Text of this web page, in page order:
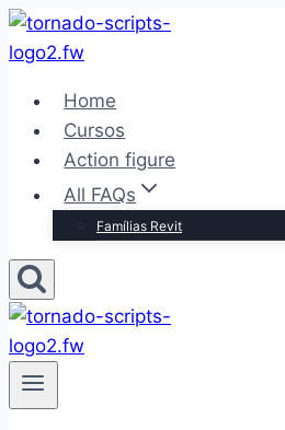
Pular
para
Conteúdo
Home
Cursos
Action figure
All FAQs
Famílias Revit